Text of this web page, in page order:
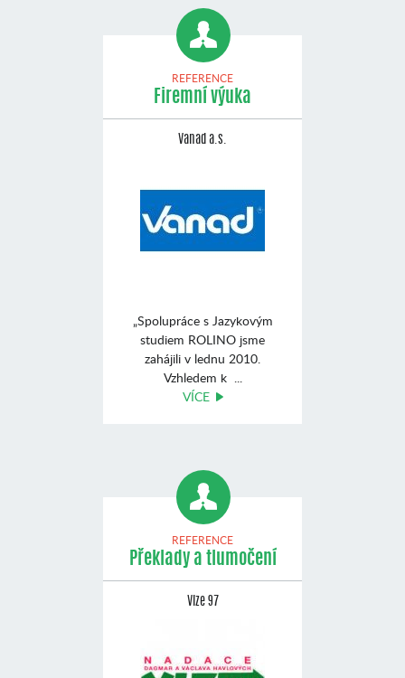
REFERENCE
Firemní výuka
Vanad a.s.
„Spolupráce s Jazykovým
studiem ROLINO jsme
zahájili v lednu 2010.
Vzhledem k ...
VÍCE
REFERENCE
Překlady a tlumočení
Vize 97